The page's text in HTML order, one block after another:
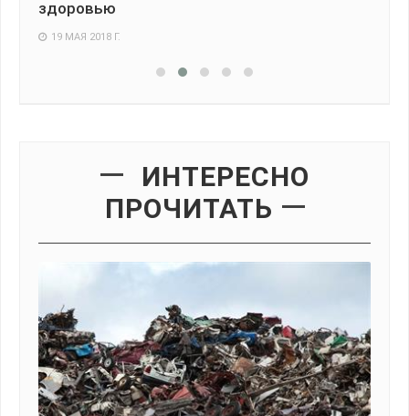
ИНТЕРЕСНО
ПРОЧИТАТЬ